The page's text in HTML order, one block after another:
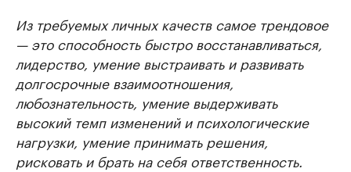
Из требуемых личных качеств самое трендовое
— это способность быстро восстанавливаться,
лидерство, умение выстраивать и развивать
долгосрочные взаимоотношения,
любознательность, умение выдерживать
высокий темп изменений и психологические
нагрузки, умение принимать решения,
рисковать и брать на себя ответственность.